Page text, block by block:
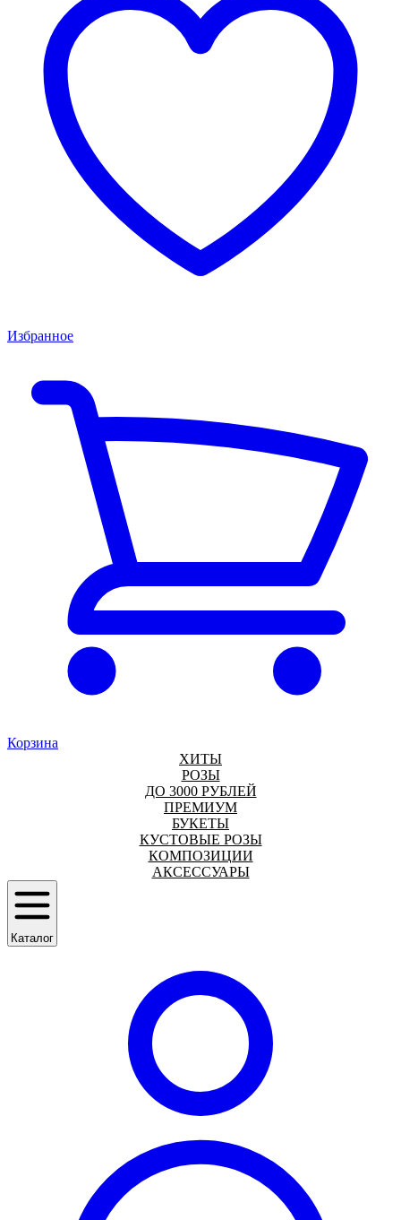
Избранное
Корзина
ХИТЫ
РОЗЫ
ДО 3000 РУБЛЕЙ
ПРЕМИУМ
БУКЕТЫ
КУСТОВЫЕ РОЗЫ
КОМПОЗИЦИИ
АКСЕССУАРЫ
Каталог